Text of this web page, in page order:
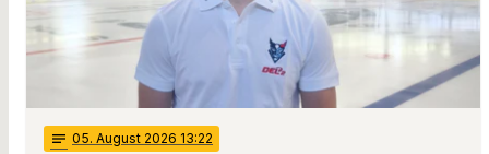
notes 05. August 2026 13:22